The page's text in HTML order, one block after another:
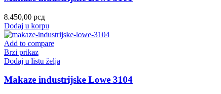
8.450,00 рсд
Dodaj u korpu
Add to compare
Brzi prikaz
Dodaj u listu želja
Makaze industrijske Lowe 3104